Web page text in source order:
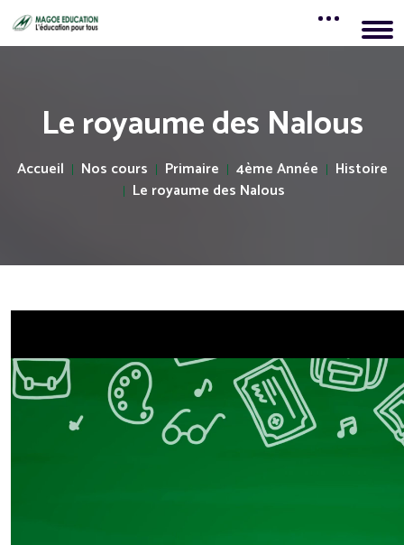
Le royaume des Nalous
Accueil Nos cours Primaire 4ème Année
Histoire
Le royaume des Nalous